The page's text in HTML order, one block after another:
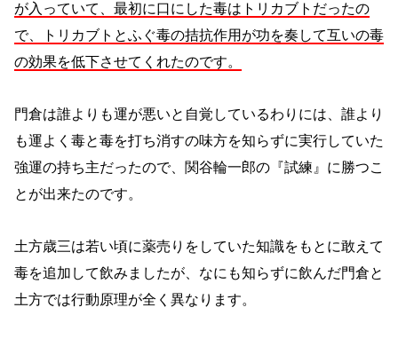
が入っていて、最初に口にした毒はトリカブトだったの
で、トリカブトとふぐ毒の拮抗作用が功を奏して互いの毒
の効果を低下させてくれたのです。
門倉は誰よりも運が悪いと自覚しているわりには、誰より
も運よく毒と毒を打ち消すの味方を知らずに実行していた
強運の持ち主だったので、関谷輪一郎の『試練』に勝つこ
とが出来たのです。
土方歳三は若い頃に薬売りをしていた知識をもとに敢えて
毒を追加して飲みましたが、なにも知らずに飲んだ門倉と
土方では行動原理が全く異なります。